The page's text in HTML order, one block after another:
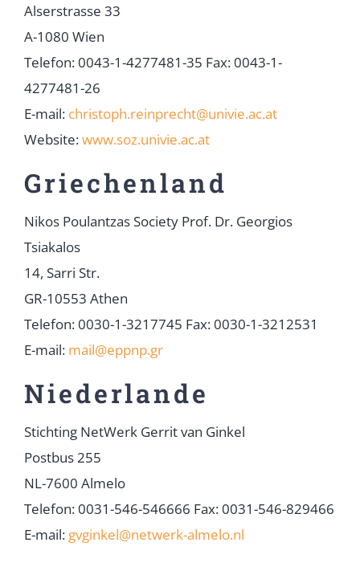
Alserstrasse 33
A-1080 Wien
Telefon: 0043-1-4277481-35 Fax: 0043-1-
4277481-26
E-mail: christoph.reinprecht@univie.ac.at
Website:www.soz.univie.ac.at
Griechenland
Nikos Poulantzas Society Prof. Dr. Georgios
Tsiakalos
14, Sarri Str.
GR-10553 Athen
Telefon: 0030-1-3217745 Fax: 0030-1-3212531
E-mail: mail@eppnp.gr
Niederlande
Stichting NetWerk Gerrit van Ginkel
Postbus 255
NL-7600 Almelo
Telefon: 0031-546-546666 Fax: 0031-546-829466
E-mail: gvginkel@netwerk-almelo.nl